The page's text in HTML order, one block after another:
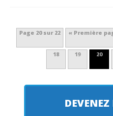
Page 20 sur 22 « Première
18 19 20